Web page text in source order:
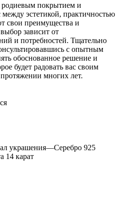
покрытием и
эстетикой, практичностью
свои преимущества и
зависит от
и потребностей. Тщательно
с опытным
обоснованное решение и
будет радовать вас своим
многих лет.
украшения—Серебро 925
14 карат